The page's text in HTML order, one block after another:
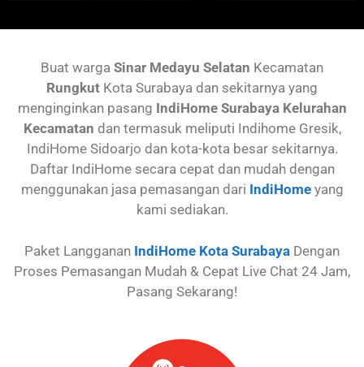
Buat warga Sinar Medayu Selatan Kecamatan
Rungkut Kota Surabaya dan sekitarnya yang
menginginkan pasang IndiHome Surabaya Kelurahan
Kecamatan dan termasuk meliputi Indihome Gresik,
IndiHome Sidoarjo dan kota-kota besar sekitarnya.
Daftar IndiHome secara cepat dan mudah dengan
menggunakan jasa pemasangan dari IndiHome yang
kami sediakan.
Paket Langganan IndiHome Kota Surabaya Dengan
Proses Pemasangan Mudah & Cepat Live Chat 24 Jam,
Pasang Sekarang!